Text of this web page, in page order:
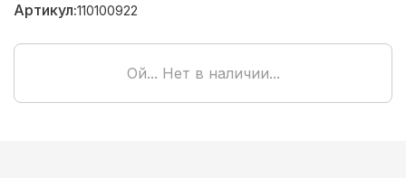
Артикул:110100922
Ой... Нет в наличии...